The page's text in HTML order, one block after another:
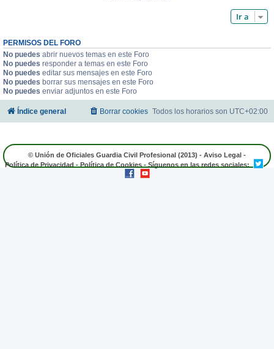
Ir a
PERMISOS DEL FORO
No puedes abrir nuevos temas en este Foro
No puedes responder a temas en este Foro
No puedes editar sus mensajes en este Foro
No puedes borrar sus mensajes en este Foro
No puedes enviar adjuntos en este Foro
Índice general Todos los horarios son UTC+02:00
Borrar cookies
© Unión de Oficiales Guardia Civil Profesional (2013) - Aviso Legal -
Política de Privacidad-Política de Cookies- Síguenos en las redes sociales: